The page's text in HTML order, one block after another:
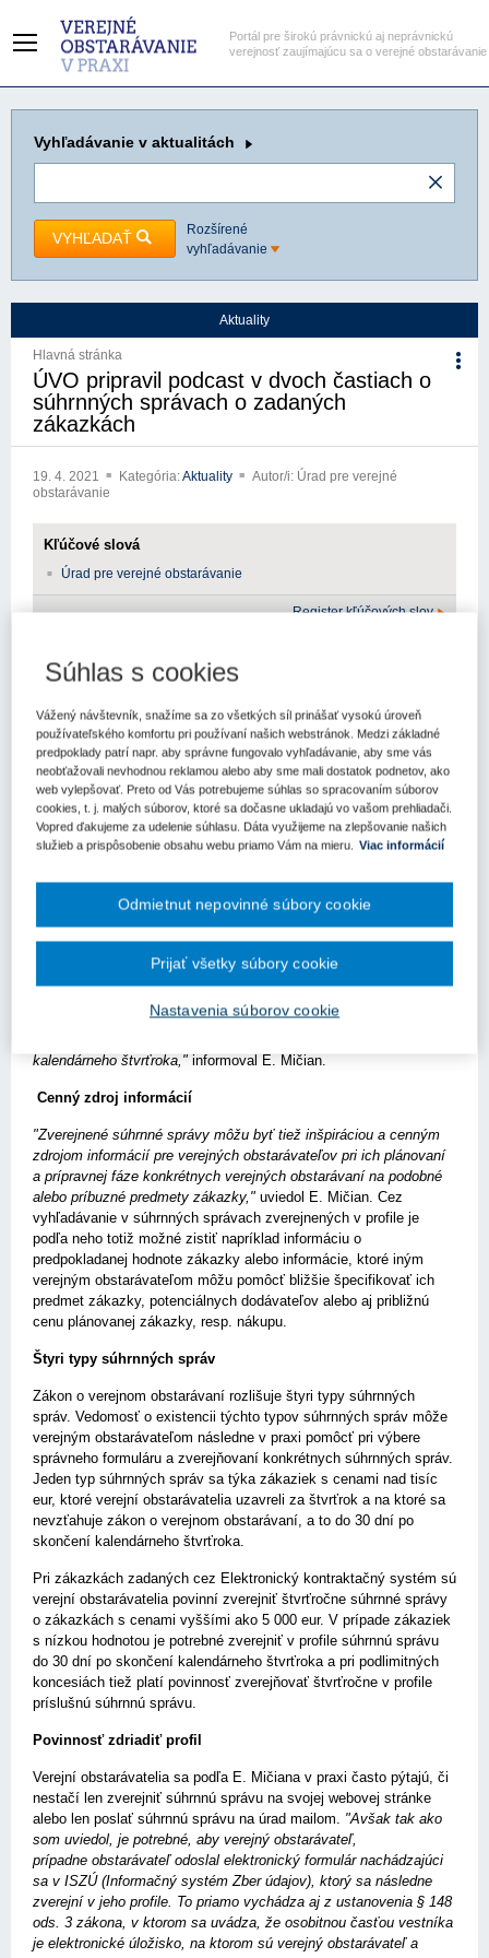
Portál pre širokú právnickú aj neprávnickú
verejnosť zaujímajúcu sa o verejné obstarávanie
Vyhľadávanie v aktualitách
VYHĽADAŤ
Rozšírené
vyhľadávanie
Aktuality
Hlavná stránka
ÚVO pripravil podcast v dvoch častiach o
súhrnných správach o zadaných
zákazkách
19. 4. 2021 Kategória:Aktuality
Autor/i: Úrad pre verejné
obstarávanie
Kľúčové slová
Úrad pre verejné obstarávanie
Register kľúčových slov
Témou nového podcastu Úradu pre verejné obstarávanie
problematiku, rozdelenú pre jej rozsiahlosť na dve časti,
približuje vedúci stáleho pracoviska úradu v Trenčíne Erik
Mičian. Informácie v súhrnných správach podľa neho slúžia
ÚVO na ľahšie získavanie a spracovanie releventných dát pri
štatistickom a analytickom vyhodnocovaní, ako aj na zvýšenie
transparentnosti pri nakladaní s verejnými financiami.
Verejní obstarávatelia a obstarávatelia sú povinní zverejňovať
zákazkách. Povinnosť zverejňovania súhrnných správ v nejakej
súčasnú zákonnú povinnosť bola však novela zákona o verejnom
obstarávaní, ktorou sa od 1. januára 2019 zaviedla povinnosť do
súhrnnú správu o zákazkách so zmluvnými cenami vyššími ako 1
kalendárneho štvrťroka," informoval E. Mičian.
Cenný zdroj informácií
"Zverejnené súhrnné správy môžu byť tiež inšpiráciou a cenným
zdrojom informácií pre verejných obstarávateľov pri ich plánovaní
a prípravnej fáze konkrétnych verejných obstarávaní na podobné
alebo príbuzné predmety zákazky," uviedol E. Mičian. Cez
vyhľadávanie v súhrnných správach zverejnených v profile je
podľa neho totiž možné zistiť napríklad informáciu o
predpokladanej hodnote zákazky alebo informácie, ktoré iným
verejným obstarávateľom môžu pomôcť bližšie špecifikovať ich
predmet zákazky, potenciálnych dodávateľov alebo aj približnú
cenu plánovanej zákazky, resp. nákupu.
Štyri typy súhrnných správ
Zákon o verejnom obstarávaní rozlišuje štyri typy súhrnných
správ. Vedomosť o existencii týchto typov súhrnných správ môže
verejným obstarávateľom následne v praxi pomôcť pri výbere
správneho formuláru a zverejňovaní konkrétnych súhrnných správ.
Jeden typ súhrnných správ sa týka zákaziek s cenami nad tisíc
eur, ktoré verejní obstarávatelia uzavreli za štvrťrok a na ktoré sa
nevzťahuje zákon o verejnom obstarávaní, a to do 30 dní po
skončení kalendárneho štvrťroka.
Pri zákazkách zadaných cez Elektronický kontraktačný systém sú
verejní obstarávatelia povinní zverejniť štvrťročne súhrnné správy
o zákazkách s cenami vyššími ako 5 000 eur. V prípade zákaziek
s nízkou hodnotou je potrebné zverejniť v profile súhrnnú správu
do 30 dní po skončení kalendárneho štvrťroka a pri podlimitných
koncesiách tiež platí povinnosť zverejňovať štvrťročne v profile
príslušnú súhrnnú správu.
Povinnosť zdriadiť profil
Verejní obstarávatelia sa podľa E. Mičiana v praxi často pýtajú, či
nestačí len zverejniť súhrnnú správu na svojej webovej stránke
alebo len poslať súhrnnú správu na úrad mailom. "Avšak tak ako
som uviedol, je potrebné, aby verejný obstarávateľ,
prípadne obstarávateľ odoslal elektronický formulár nachádzajúci
sa v ISZÚ (Informačný systém Zber údajov), ktorý sa následne
zverejní v jeho profile. To priamo vychádza aj z ustanovenia § 148
ods. 3 zákona, v ktorom sa uvádza, že osobitnou časťou vestníka
je elektronické úložisko, na ktorom sú verejný obstarávateľ a
Súhlas s cookies
Vážený návštevník, snažíme sa zo všetkých síl prinášať vysokú úroveň
používateľského komfortu pri používaní našich webstránok. Medzi základné
predpoklady patrí napr. aby správne fungovalo vyhľadávanie, aby sme vás
neobťažovali nevhodnou reklamou alebo aby sme mali dostatok podnetov, ako
web vylepšovať. Preto od Vás potrebujeme súhlas so spracovaním súborov
cookies, t. j. malých súborov, ktoré sa dočasne ukladajú vo vašom prehliadači.
Vopred ďakujeme za udelenie súhlasu. Dáta využijeme na zlepšovanie našich
služieb a prispôsobenie obsahu webu priamo Vám na mieru. Viac informácií
Nastavenia súborov cookie
Odmietnut nepovinné súbory cookie
Prijať všetky súbory cookie